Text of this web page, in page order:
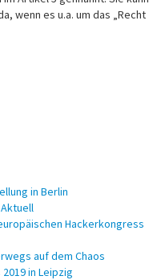
wenn es u.a. um das „Recht
in Berlin
Hackerkongress
auf dem Chaos
in Leipzig